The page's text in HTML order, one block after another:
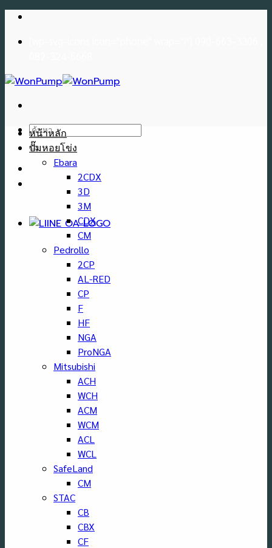
Skip
content
ค้นหา:
[wp-svg-icons icon="phone" wrap="i"] 090-663-3306 ,
082-324-5668
หน้าหลัก
ปั๊มหอยโข่ง
Ebara
2CDX
3D
3M
CDX
CM
Pedrollo
2CP
AL-RED
CP
F
HF
NGA
ProNGA
Mitsubishi
ACH
WCH
ACM
WCM
ACL
WCL
SafeLand
CM
STAC
CB
CBX
CF